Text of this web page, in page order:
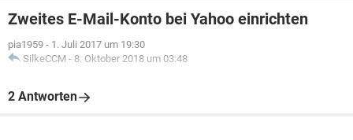
Zweites E-Mail-Konto bei Yahoo einrichten
pia1959 - 1. Juli 2017 um 19:30
SilkeCCM - 8. Oktober 2018 um 03:48
2 Antworten